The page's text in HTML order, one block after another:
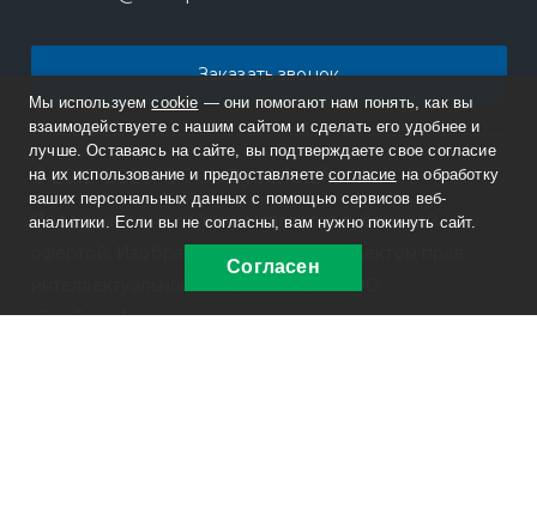
Заказать звонок
© 2012-2026, ООО «РусСпецАвто»
Информация на сайте не является публичной
«РусСпецАвто».
Мы используемcookie — они помогают нам понять, как вы
взаимодействуете с нашим сайтом и сделать его удобнее и
лучше. Оставаясь на сайте, вы подтверждаете свое согласие
на их использование и предоставляетесогласие на обработку
ваших персональных данных с помощью сервисов веб-
аналитики. Если вы не согласны, вам нужно покинуть сайт.
Согласен